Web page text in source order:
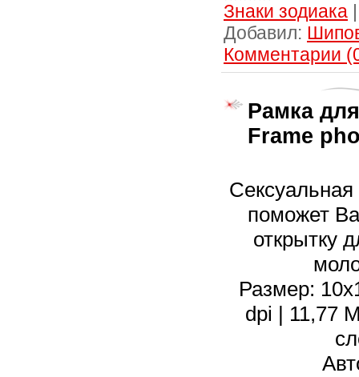
Знаки зодиака
Добавил:
Комментарии
Рамка
Frame
поможет
открытку
Размер:
dpi | 11,77